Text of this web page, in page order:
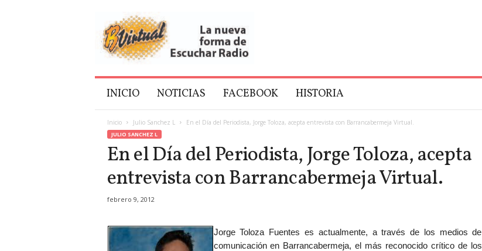
INICIO NOTICIAS FACEBOOK HISTORIA
Inicio Julio Sanchez L En el Día del Periodista, Jorge Toloza, acepta entrevista con Barrancabermeja Virtual.
JULIO SANCHEZ L
En el Día del Periodista, Jorge Toloza, acepta
entrevista con Barrancabermeja Virtual.
febrero 9, 2012
Jorge Toloza Fuentes es actualmente, a través de los medios de
comunicación en Barrancabermeja, el más reconocido crítico de los